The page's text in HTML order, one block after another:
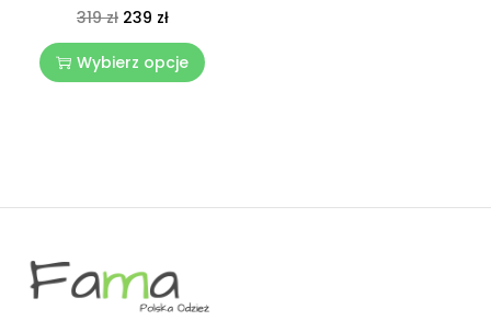
319zł 239 zł
Wybierz opcje